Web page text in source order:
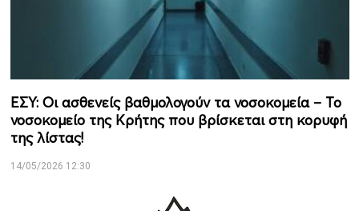
ΕΣΥ: Οι ασθενείς βαθμολογούν τα νοσοκομεία – Το
νοσοκομείο της Κρήτης που βρίσκεται στη κορυφή
της λίστας!
14/05/2026 12:30